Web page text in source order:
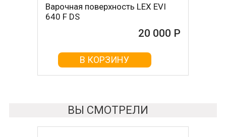
Варочная поверхность LEX EVI
640 F DS
20 000 Р
В КОРЗИНУ
Газовая панель Gorenje GTW 641
SYB
20 000 Р
В КОРЗИНУ
ВЫ СМОТРЕЛИ